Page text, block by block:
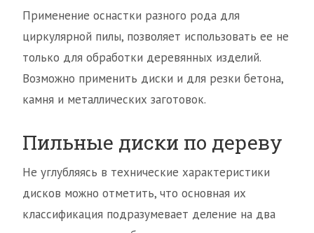
Применение оснастки разного рода для
циркулярной пилы, позволяет использовать ее не
только для обработки деревянных изделий.
Возможно применить диски и для резки бетона,
камня и металлических заготовок.
Пильные диски по дереву
Не углубляясь в технические характеристики
дисков можно отметить, что основная их
классификация подразумевает деление на два